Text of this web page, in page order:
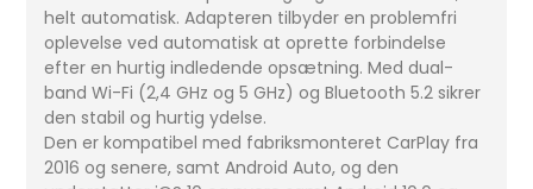
helt automatisk. Adapteren tilbyder en problemfri
oplevelse ved automatisk at oprette forbindelse
efter en hurtig indledende opsætning. Med dual-
band Wi-Fi (2,4 GHz og 5 GHz) og Bluetooth 5.2 sikrer
den stabil og hurtig ydelse.
Den er kompatibel med fabriksmonteret CarPlay fra
2016 og senere, samt Android Auto, og den